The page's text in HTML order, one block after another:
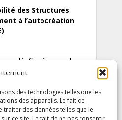
des technologies telles que les
des appareils. Le fait de
traiter des données telles que le
ce site. Le fait de ne pas consentir
des Structures
à l’autocréation
infirmier :quels
de soins pour